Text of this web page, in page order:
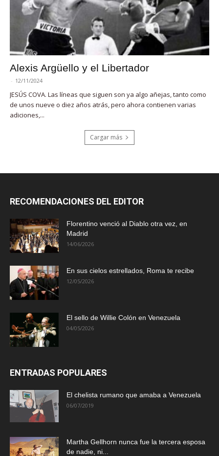
Alexis Argüello y el Libertador
- 12/11/2024
JESÚS COVA. Las líneas que siguen son ya algo añejas, tanto como
de unos nueve o diez años atrás, pero ahora contienen varias
adiciones,...
Cargar más
RECOMENDACIONES DEL EDITOR
Florentino venció al Diablo otra vez, en
Madrid
14/06/2026
En sus cielos estrellados, Roma te recibe
12/05/2026
El sello de Willie Colón en Venezuela
04/05/2026
ENTRADAS POPULARES
El chelista rumano que amaba a Venezuela
06/07/2019
Martha Gellhorn nunca fue la tercera esposa
de nadie, ni...